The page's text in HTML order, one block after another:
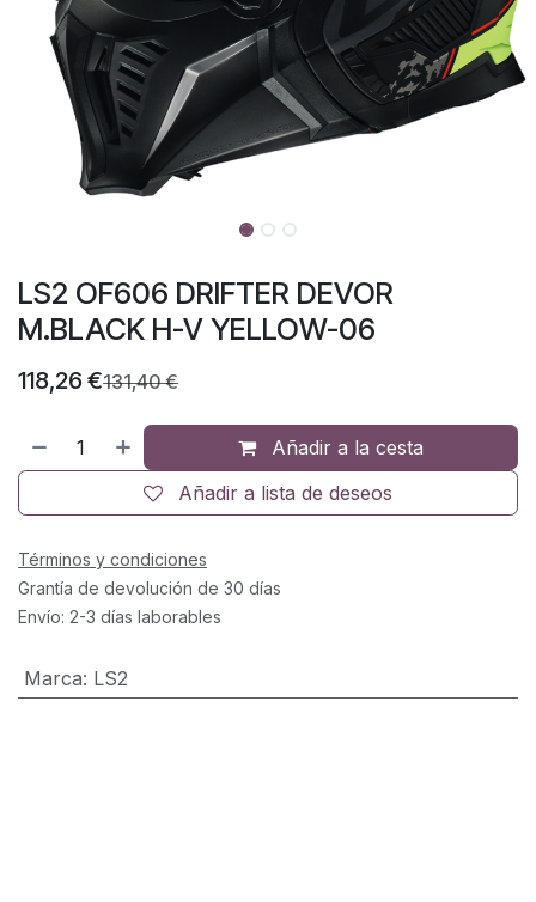
LS2 OF606 DRIFTER DEVOR
M.BLACK H-V YELLOW-06
118,26 €131,40€
Añadir a la cesta
Añadir a lista de deseos
Términos y condiciones
Grantía de devolución de 30 días
Envío: 2-3 días laborables
Marca: LS2